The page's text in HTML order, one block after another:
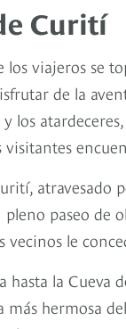
Curití
viajeros se
de la
los
visitantes
paseo de
le
la Cueva
hermosa